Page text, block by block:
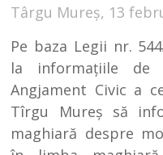
Târgu Mureș, 13
Pe baza Legii nr.
la informaţiile de
Angjament Civic a
Tîrgu Mureş să
maghiară despre